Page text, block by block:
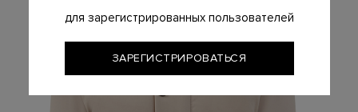
для зарегистрированных пользователей
ЗАРЕГИСТРИРОВАТЬСЯ